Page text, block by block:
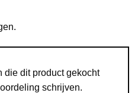
die dit product gekocht
schrijven.